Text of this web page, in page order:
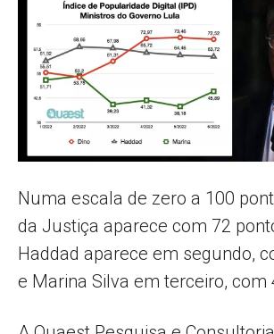
Numa escala de zero a 100
da Justiça aparece com 72
Haddad aparece em segundo,
e Marina Silva em terceiro, com